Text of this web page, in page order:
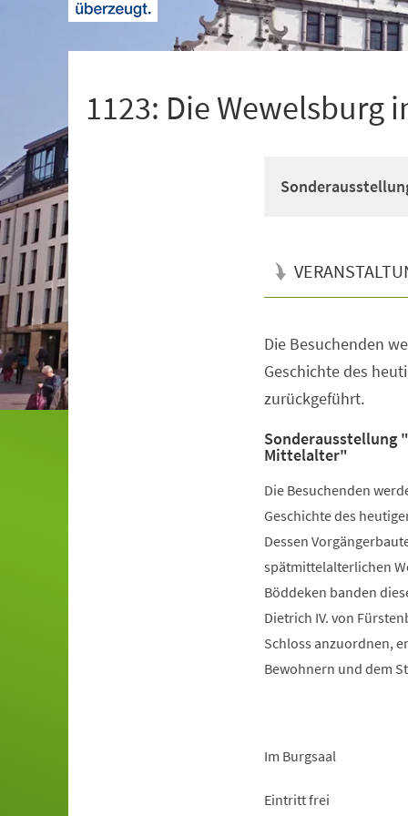
1123: Die Wewelsburg
Die Besuchenden
Geschichte des
zurückgeführt.
Sonderausstellung
Mittelalter"
Die Besuchenden
Geschichte des
Dessen
spätmittelalterlichen
Böddeken banden
Dietrich IV. von
Schloss anzuordnen,
Bewohnern und dem
Im Burgsaal
Eintritt frei